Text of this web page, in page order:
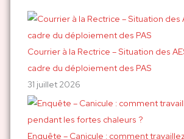
r
c
h
e
r
:
Courrier à la Rectrice – Situation des
cadre du déploiement des PAS
31 juillet 2026
Enquête – Canicule : comment